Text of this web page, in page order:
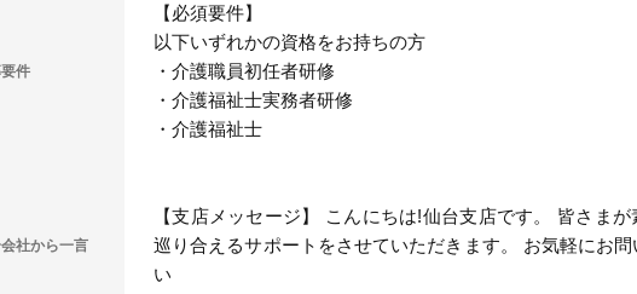
件
【必須要件】
以下いずれかの資格をお持ちの方
・介護職員初任者研修
・介護福祉士実務者研修
・介護福祉士
社から一言
【支店メッセージ】 こんにちは!仙台支店です。 皆さま
巡り合えるサポートをさせていただきます。 お気軽にお
い